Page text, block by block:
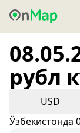
рубл
USD
Ўзбекистонда